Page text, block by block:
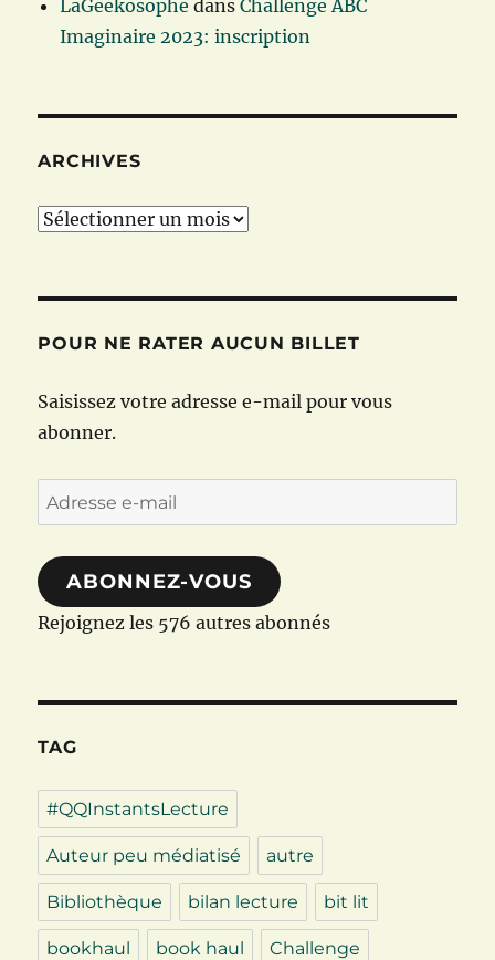
LaGeekosophe dansChallenge ABC
Imaginaire 2023: inscription
ARCHIVES
Archives
POUR NE RATER AUCUN BILLET
Saisissez votre adresse e-mail pour vous
abonner.
Adresse
e-
mail
ABONNEZ-VOUS
Rejoignez les 576 autres abonnés
TAG
#QQInstantsLecture
Auteur peu médiatisé autre
Bibliothèque bilan lecture bit lit
bookhaul book haul Challenge